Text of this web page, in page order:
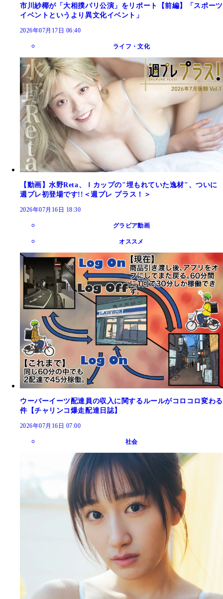
市川紗椰が「大相撲パリ公演」をリポート【前編】「スポーツ
イベントというより異文化イベント」
2026年07月17日 06:40
ライフ・文化
【動画】水野Reta、Ｉカップの"埋もれていた逸材"、ついに
週プレ初登場です!!＜週プレ プラス！＞
2026年07月16日 18:30
グラビア動画
オススメ
ウーバーイーツ配達員の収入に関するルールがコロコロ変わる
件【チャリンコ爆走配達日誌】
2026年07月16日 07:00
社会